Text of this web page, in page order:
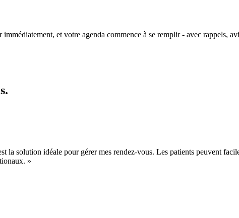
et votre agenda commence à se remplir - avec rappels,
la solution idéale pour gérer mes rendez-vous. Les patients peuvent
»